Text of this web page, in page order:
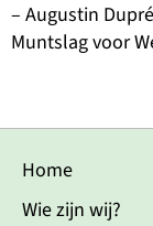
– Augustin
Muntslag voor
Home
Wie zijn wij?